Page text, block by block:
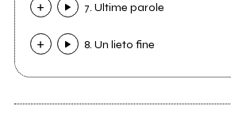
7. Ultime parole
8. Un lieto fine